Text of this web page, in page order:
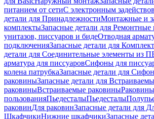
питанием от сетиС электронным
детали для ПринадлежностиМонтажные и
комплектыЗапасные детали для Ремонтные
унитазов, писсуаров и бидеОтводная
подключенияЗапасные детали для
детали для Соединительные элементы из
арматура для писсуаровCифоны для
колена патрубкаЗапасные детали для
раковиныЗапасные детали для
раковиныВстраиваемые раковины
пользованияПьедесталыПьедесталы
раковинДля раковинЗапасные детали для
ШкафчикиНижние шкафчикиЗапасные